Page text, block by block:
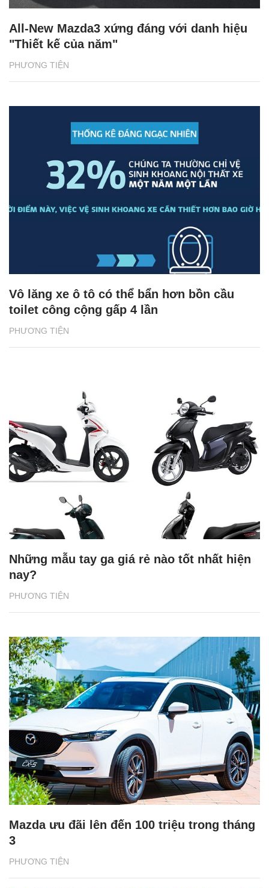
PHƯƠNG TIỆN
All-New Mazda3 xứng đáng với danh hiệu
"Thiết kế của năm"
PHƯƠNG TIỆN
Vô lăng xe ô tô có thể bẩn hơn bồn cầu
toilet công cộng gấp 4 lần
PHƯƠNG TIỆN
Những mẫu tay ga giá rẻ nào tốt nhất hiện
nay?
PHƯƠNG TIỆN
Mazda ưu đãi lên đến 100 triệu trong tháng
3